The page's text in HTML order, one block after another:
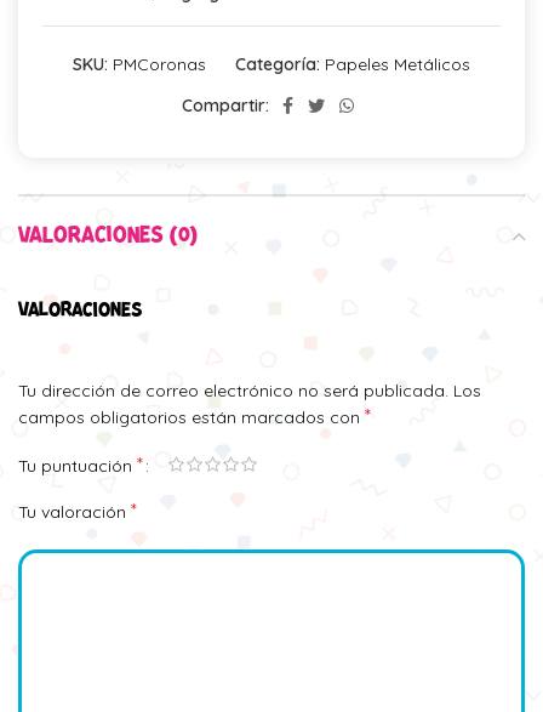
SKU: PMCoronas Categoría: Papeles Metálicos
Compartir:
VALORACIONES (0)
VALORACIONES
Tu dirección de correo electrónico no será publicada. Los
campos obligatorios están marcados con *
Tu puntuación *
Tu valoración *